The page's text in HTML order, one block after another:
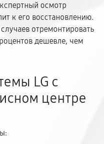
осмотр
к его восстановлению.
отремонтировать
дешевле, чем
LG с
центре